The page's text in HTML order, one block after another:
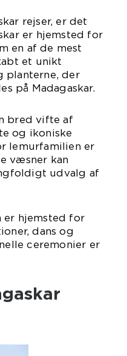
rejser, er det
er hjemsted for
en af de mest
et unikt
planterne, der
på Madagaskar.
bred vifte af
og ikoniske
lemurfamilien er
væsner kan
udvalg af
er hjemsted for
dans og
ceremonier er